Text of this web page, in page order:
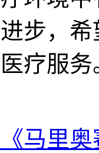
步，
疗服务
马里